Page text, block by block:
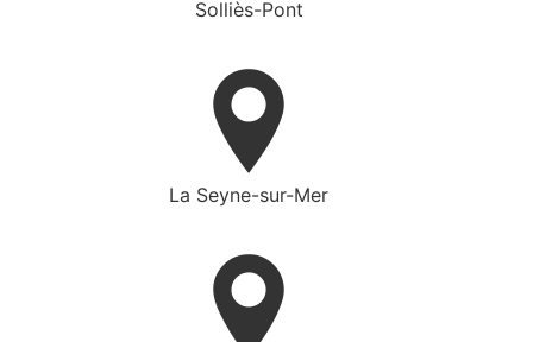
Solliès-Pont
La Seyne-sur-Mer